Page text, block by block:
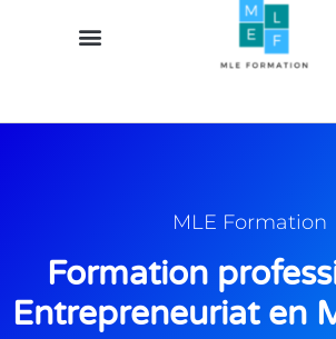
MLE Formation
Formation
Entrepreneuriat en